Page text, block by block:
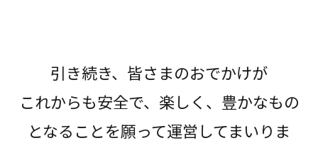
引き続き、皆さまのおでかけが
これからも安全で、楽しく、豊かなもの
となることを願って運営してまいりま